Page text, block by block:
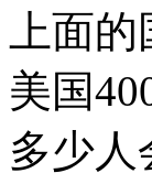
上面
美国
多少